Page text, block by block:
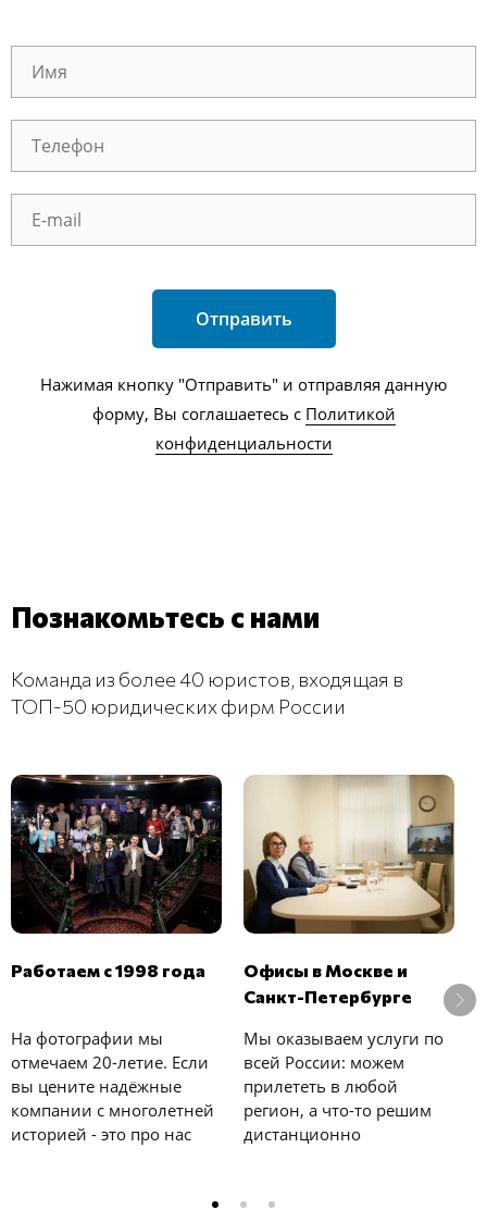
Отправить
Нажимая кнопку "Отправить" и отправляя данную
форму, Вы соглашаетесь с Политикой
конфиденциальности
Познакомьтесь с нами
Команда из более 40 юристов, входящая в
ТОП-50 юридических фирм России
Работаем с 1998 года
На фотографии мы
отмечаем 20-летие. Если
вы цените надёжные
компании с многолетней
историей - это про нас
Офисы в Москве и
Санкт-Петербурге
Мы оказываем услуги по
всей России: можем
прилететь в любой
регион, а что-то решим
дистанционно